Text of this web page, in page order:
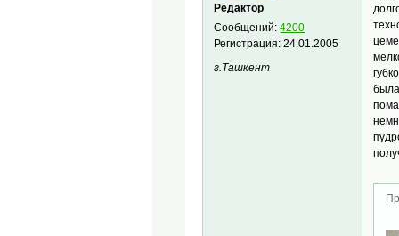
Редактор
Сообщений:4200
Регистрация:24.01.2005
г.Ташкент